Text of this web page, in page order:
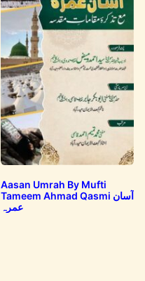
Aasan Umrah By Mufti
Tameem Ahmad Qasmi آسان
عمرہ